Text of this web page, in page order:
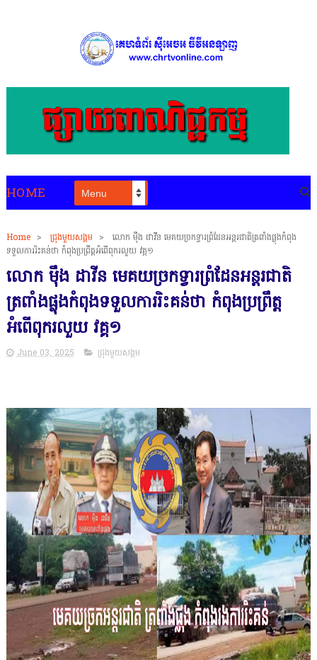
HOME
Home > ជ្រុងមួយសង្គម >
លោក ម៉ឹង ដាវីន មេ​គយ​ច្រកទ្វារព្រំដែន​អន្តរជាតិ​ត្រពាំង​ផ្លុងកំពុង
ទទួលការរិះគន់ថា កំពុងប្រព្រឹត្តអំពើពុករលួយ វគ្គ១
លោក ម៉ឹង ដាវីន មេ​គយ​ច្រកទ្វារព្រំដែន​អន្តរជាតិ​
ត្រពាំង​ផ្លុងកំពុងទទួលការរិះគន់ថា កំពុងប្រព្រឹត្ត
អំពើពុករលួយ វគ្គ១
June 03, 2025 ជ្រុងមួយសង្គម